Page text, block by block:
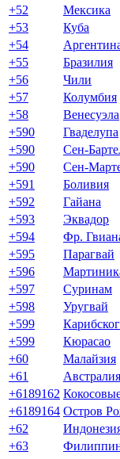
+52
Мексика
+53
Куба
+54
+55
Бразилия
+56
Чили
+57
Колумбия
+58
Венесуэла
+590
Гваделупа
+590
Сен-
+590
Сен-
+591
Боливия
+592
Гайана
+593
Эквадор
+594
Фр.
+595
Парагвай
+596
+597
Суринам
+598
Уругвай
+599
+599
Кюрасао
+60
Малайзия
+61
Австралия
+6189162
+6189164 Остров
+62
+63